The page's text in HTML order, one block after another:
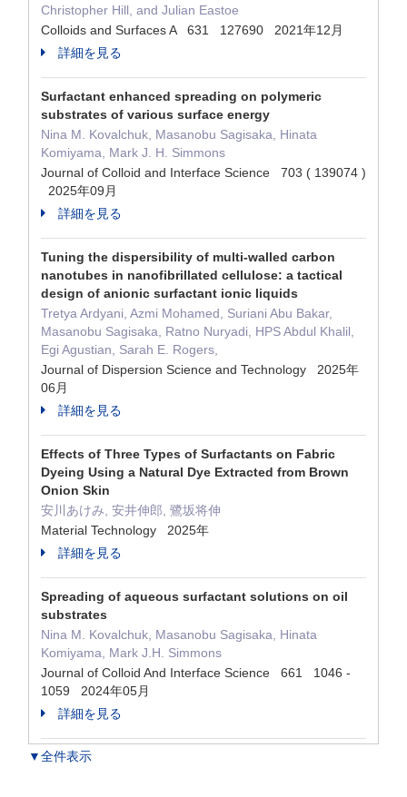
Christopher Hill, and Julian Eastoe
Colloids and Surfaces A 631 127690 2021年12月
詳細を見る
Surfactant enhanced spreading on polymeric
substrates of various surface energy
Nina M. Kovalchuk, Masanobu Sagisaka, Hinata
Komiyama, Mark J. H. Simmons
Journal of Colloid and Interface Science 703 ( 139074 )
2025年09月
詳細を見る
Tuning the dispersibility of multi-walled carbon
nanotubes in nanofibrillated cellulose: a tactical
design of anionic surfactant ionic liquids
Tretya Ardyani, Azmi Mohamed, Suriani Abu Bakar,
Masanobu Sagisaka, Ratno Nuryadi, HPS Abdul Khalil,
Egi Agustian, Sarah E. Rogers,
Journal of Dispersion Science and Technology 2025年
06月
詳細を見る
Effects of Three Types of Surfactants on Fabric
Dyeing Using a Natural Dye Extracted from Brown
Onion Skin
安川あけみ, 安井伸郎, 鷺坂将伸
Material Technology 2025年
詳細を見る
Spreading of aqueous surfactant solutions on oil
substrates
Nina M. Kovalchuk, Masanobu Sagisaka, Hinata
Komiyama, Mark J.H. Simmons
Journal of Colloid And Interface Science 661 1046 -
1059 2024年05月
詳細を見る
▼全件表示